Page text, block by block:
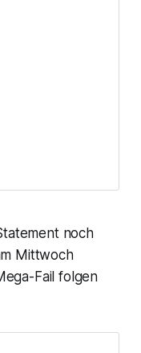
noch
Mittwoch
Fail folgen